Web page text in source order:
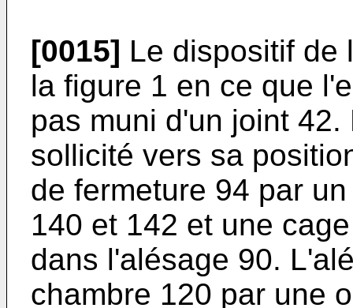
[0015] Le dispositif de
la figure 1 en ce que
pas muni d'un joint
sollicité vers sa
de fermeture 94 par
140 et 142 et une
dans l'alésage 90.
chambre 120 par une